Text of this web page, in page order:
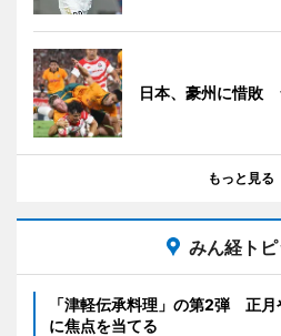
日本、豪州に惜敗
もっと見る
みん経ト
「津軽伝承料理」の第2弾 正
に焦点を当てる